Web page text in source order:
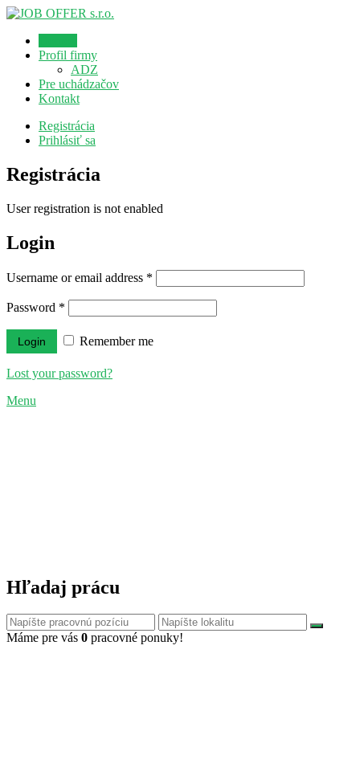
Profil firmy
ADZ
Pre uchádzačov
Kontakt
Registrácia
Prihlásiť sa
Registrácia
User registration is not enabled
Login
Username or email address *
Password *
Remember me
Lost your password?
Menu
Hľadaj prácu
Máme pre vás 0 pracovné ponuky!